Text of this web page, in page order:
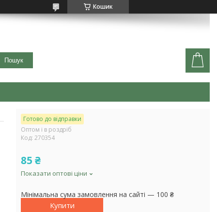
Кошик
Пошук
Готово до відправки
Оптом і в роздріб
Код: 270354
85 ₴
Показати оптові ціни
Мінімальна сума замовлення на сайті — 100 ₴
Купити